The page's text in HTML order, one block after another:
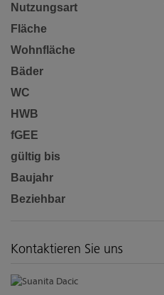
Nutzungsart
Fläche
Wohnfläche
Bäder
WC
HWB
fGEE
gültig bis
Baujahr
Beziehbar
Kontaktieren Sie uns